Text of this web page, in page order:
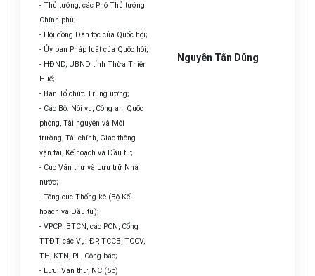
- Thủ tướng, các Phó Thủ tướng
Chính phủ;
- Hội đồng Dân tộc của Quốc hội;
- Ủy ban Pháp luật của Quốc hội;
- HĐND, UBND tỉnh Thừa Thiên
Huế;
- Ban Tổ chức Trung ương;
- Các Bộ: Nội vụ, Công an, Quốc
phòng, Tài nguyên và Môi
trường, Tài chính, Giao thông
vận tải, Kế hoạch và Đầu tư;
- Cục Văn thư và Lưu trữ Nhà
nước;
- Tổng cục Thống kê (Bộ Kế
hoạch và Đầu tư);
- VPCP: BTCN, các PCN, Cổng
TTĐT, các Vụ: ĐP, TCCB, TCCV,
TH, KTN, PL, Công báo;
- Lưu: Văn thư, NC (5b)
Nguyễn Tấn Dũng